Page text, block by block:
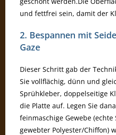
und fettfrei sein, damit der
2. Bespannen mit
Gaze
Dieser Schritt gab der
Sie vollflächig, dünn und
Sprühkleber, doppelseitige
die Platte auf. Legen Sie
feinmaschige Gewebe (echte
gewebter Polyester/Chiffon)